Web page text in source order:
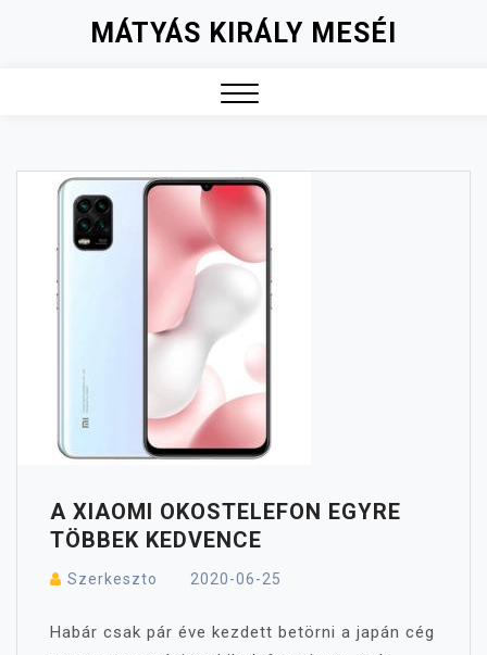
MÁTYÁS KIRÁLY MESÉI
A XIAOMI OKOSTELEFON EGYRE
TÖBBEK KEDVENCE
Szerkeszto 2020-06-25
Habár csak pár éve kezdett betörni a japán cég